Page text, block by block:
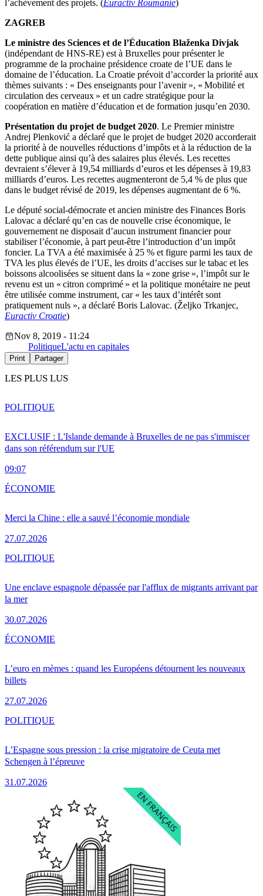
l’achèvement des projets. (Euractiv Roumanie)
ZAGREB
Le ministre des Sciences et de l’Éducation Blaženka Divjak
(indépendant de HNS-RE) est à Bruxelles pour présenter le
programme de la prochaine présidence croate de l’UE dans le
domaine de l’éducation. La Croatie prévoit d’accorder la priorité aux
thèmes suivants : « Des enseignants pour l’avenir », « Mobilité et
circulation des cerveaux » et un cadre stratégique pour la
coopération en matière d’éducation et de formation jusqu’en 2030.
Présentation du projet de budget 2020. Le Premier ministre
Andrej Plenković a déclaré que le projet de budget 2020 accorderait
la priorité à de nouvelles réductions d’impôts et à la réduction de la
dette publique ainsi qu’à des salaires plus élevés. Les recettes
devraient s’élever à 19,54 milliards d’euros et les dépenses à 19,83
milliards d’euros. Les recettes augmenteront de 5,4 % de plus que
dans le budget révisé de 2019, les dépenses augmentant de 6 %.
Le député social-démocrate et ancien ministre des Finances Boris
Lalovac a déclaré qu’en cas de nouvelle crise économique, le
gouvernement ne disposait d’aucun instrument financier pour
stabiliser l’économie, à part peut-être l’introduction d’un impôt
foncier. La TVA a été maximisée à 25 % et figure parmi les taux de
TVA les plus élevés de l’UE, les droits d’accises sur le tabac et les
boissons alcoolisées se situent dans la « zone grise », l’impôt sur le
revenu est un « citron comprimé » et la politique monétaire ne peut
être utilisée comme instrument, car « les taux d’intérêt sont
pratiquement nuls », a déclaré Boris Lalovac. (Željko Trkanjec,
Euractiv Croatie)
Nov 8, 2019 - 11:24
PolitiqueL'actu en capitales
Print Partager
LES PLUS LUS
EXCLUSIF : L'Islande demande à Bruxelles de ne pas s'immiscer
dans son référendum sur l'UE
09:07
POLITIQUE
Merci la Chine : elle a sauvé l’économie mondiale
27.07.2026
ÉCONOMIE
Une enclave espagnole dépassée par l'afflux de migrants arrivant par
la mer
30.07.2026
POLITIQUE
L’euro en mèmes : quand les Européens détournent les nouveaux
billets
27.07.2026
ÉCONOMIE
L’Espagne sous pression : la crise migratoire de Ceuta met
Schengen à l’épreuve
31.07.2026
POLITIQUE